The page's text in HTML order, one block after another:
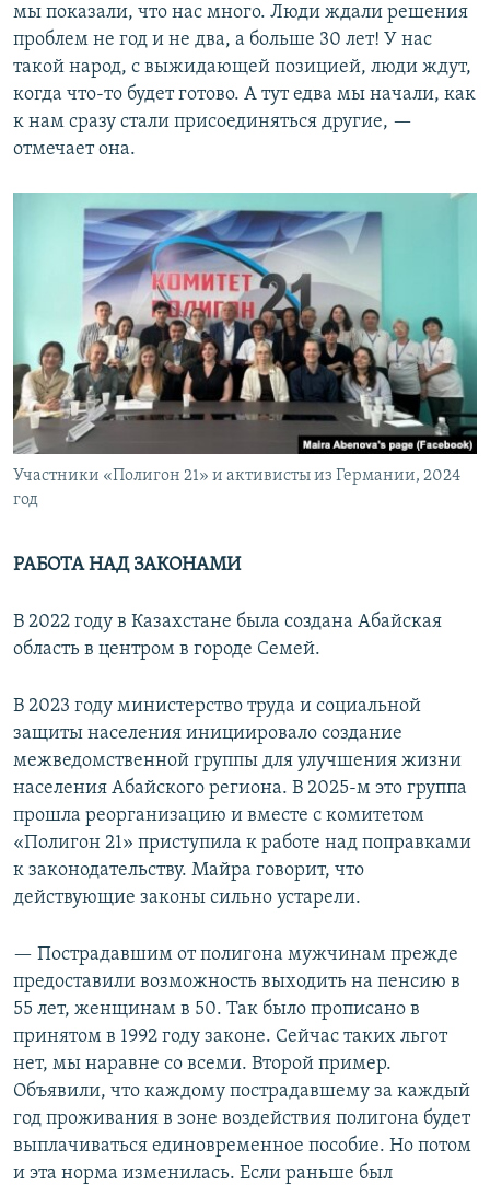
мы показали, что нас много. Люди ждали решения
проблем не год и не два, а больше 30 лет! У нас
такой народ, с выжидающей позицией, люди ждут,
когда что-то будет готово. А тут едва мы начали, как
к нам сразу стали присоединяться другие, —
отмечает она.
Участники «Полигон 21» и активисты из Германии, 2024
год
РАБОТА НАД ЗАКОНАМИ
В 2022 году в Казахстане была создана Абайская
область в центром в городе Семей.
В 2023 году министерство труда и социальной
защиты населения инициировало создание
межведомственной группы для улучшения жизни
населения Абайского региона. В 2025-м это группа
прошла реорганизацию и вместе с комитетом
«Полигон 21» приступила к работе над поправками
к законодательству. Майра говорит, что
действующие законы сильно устарели.
— Пострадавшим от полигона мужчинам прежде
предоставили возможность выходить на пенсию в
55 лет, женщинам в 50. Так было прописано в
принятом в 1992 году законе. Сейчас таких льгот
нет, мы наравне со всеми. Второй пример.
Объявили, что каждому пострадавшему за каждый
год проживания в зоне воздействия полигона будет
выплачиваться единовременное пособие. Но потом
и эта норма изменилась. Если раньше был